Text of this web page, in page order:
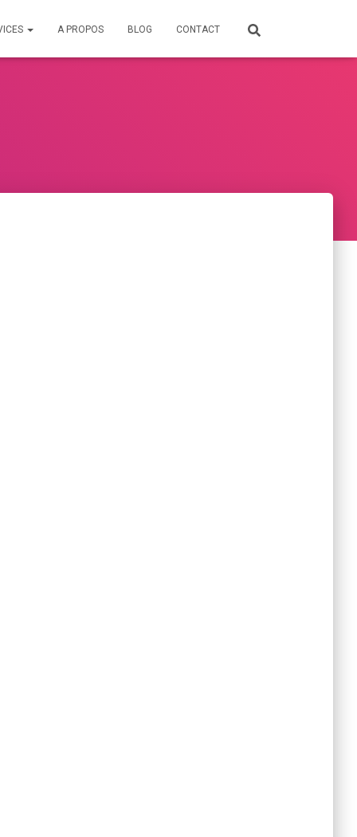
A PROPOS BLOG CONTACT